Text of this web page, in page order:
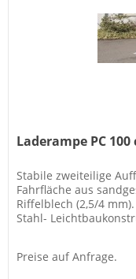
Laderampe PC
Stabile zweiteilige
Fahrfläche aus
Riffelblech (2,5/4
Stahl-
Preise auf Anfrage.